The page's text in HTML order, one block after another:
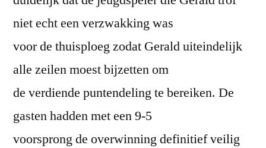
niet echt een verzwakking was
voor de thuisploeg zodat Gerald uiteindelijk
alle zeilen moest bijzetten om
de verdiende puntendeling te bereiken. De
gasten hadden met een 9-5
voorsprong de overwinning definitief veilig